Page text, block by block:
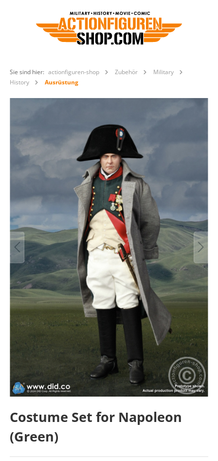
Sie sind hier: actionfiguren-shop Zubehör
Military
History
Ausrüstung
Costume Set for Napoleon
(Green)